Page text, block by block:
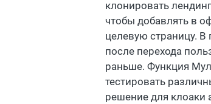
клонировать
чтобы добавлять в
целевую страницу.
после перехода
раньше. Функция
тестировать
решение для клоаки